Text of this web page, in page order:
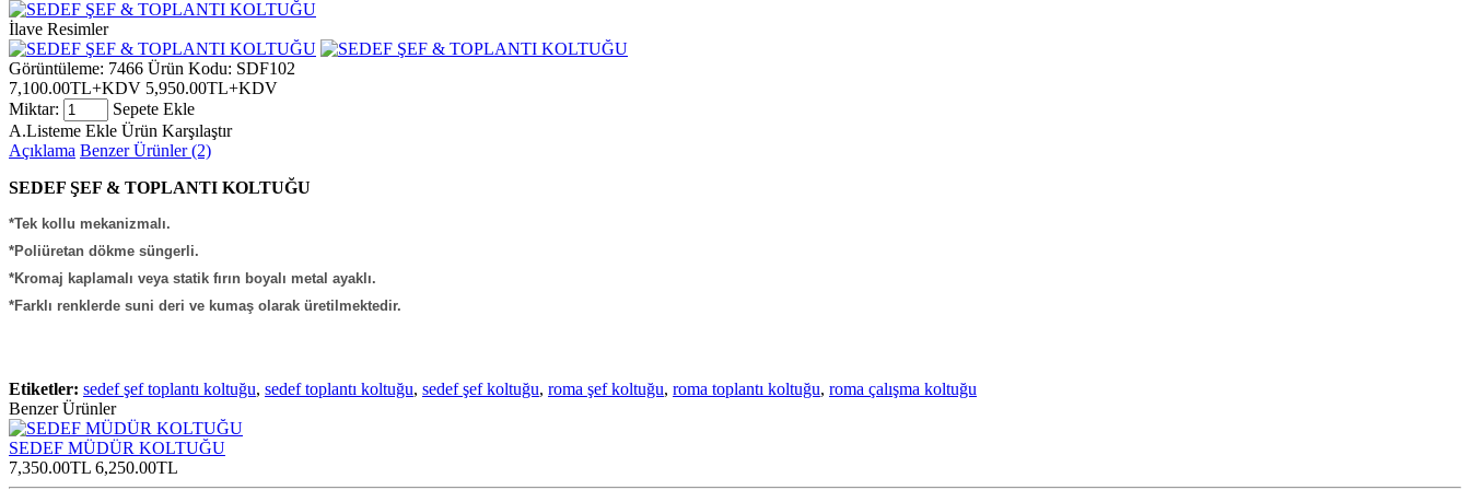
İlave Resimler
Görüntüleme: 7466 Ürün Kodu: SDF102
7,100.00TL+KDV 5,950.00TL+KDV
Miktar:
Sepete Ekle
A.Listeme Ekle Ürün Karşılaştır
Açıklama Benzer Ürünler (2)
SEDEF ŞEF & TOPLANTI KOLTUĞU
*Tek kollu mekanizmalı.
*Poliüretan dökme süngerli.
*Kromaj kaplamalı veya statik fırın boyalı metal ayaklı.
*Farklı renklerde suni deri ve kumaş olarak üretilmektedir.
Etiketler: sedef şef toplantı koltuğu, sedef toplantı koltuğu, sedef şef koltuğu, roma şef koltuğu, roma toplantı koltuğu, roma çalışma koltuğu
Benzer Ürünler
SEDEF MÜDÜR KOLTUĞU
7,350.00TL 6,250.00TL